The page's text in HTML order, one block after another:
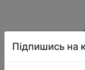
Підпишись на